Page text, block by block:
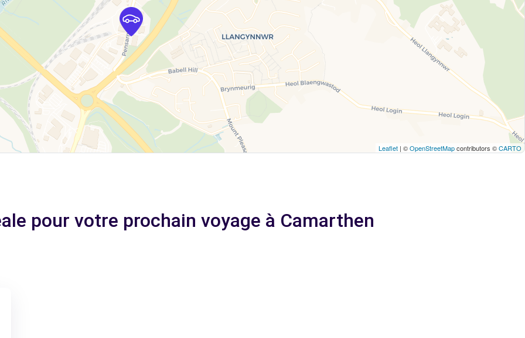
Leaflet | ©OpenStreetMapcontributors ©CARTO
pour votre prochain voyage à Camarthen